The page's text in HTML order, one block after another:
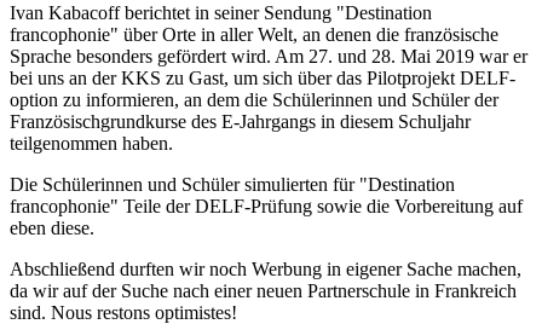
Ivan Kabacoff berichtet in seiner Sendung "Destination
francophonie" über Orte in aller Welt, an denen die französische
Sprache besonders gefördert wird. Am 27. und 28. Mai 2019 war er
bei uns an der KKS zu Gast, um sich über das Pilotprojekt DELF-
option zu informieren, an dem die Schülerinnen und Schüler der
Französischgrundkurse des E-Jahrgangs in diesem Schuljahr
teilgenommen haben.
Die Schülerinnen und Schüler simulierten für "Destination
francophonie" Teile der DELF-Prüfung sowie die Vorbereitung auf
eben diese.
Abschließend durften wir noch Werbung in eigener Sache machen,
da wir auf der Suche nach einer neuen Partnerschule in Frankreich
sind. Nous restons optimistes!